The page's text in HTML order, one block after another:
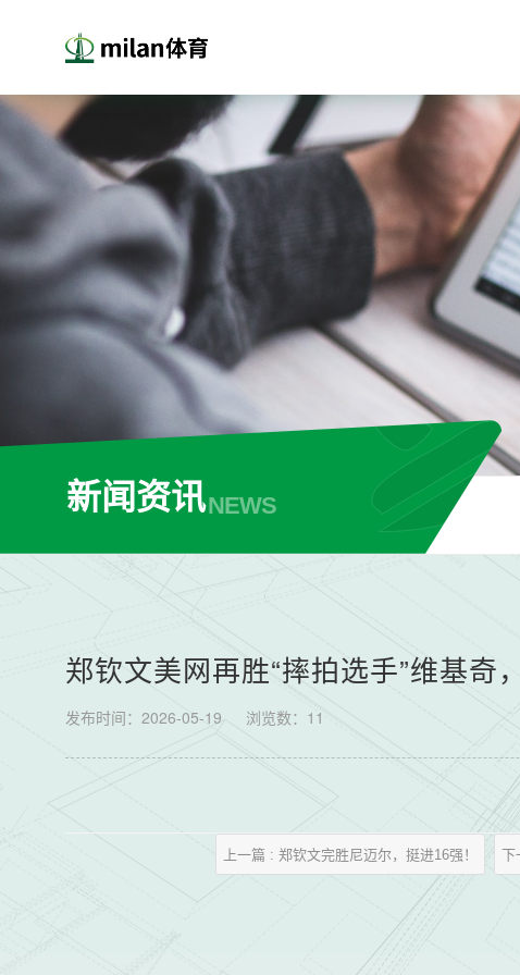
新闻资讯NEWS
郑钦文美网再胜“摔拍选手”维基奇
发布时间：2026-05-19 浏览数： 11
上一篇 : 郑钦文完胜尼迈尔，挺进16强！ 下